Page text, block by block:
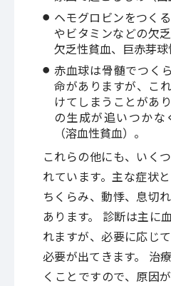
ヘモグロビンをつく
やビタミンなどの欠
欠乏性貧血、巨赤芽球
赤血球は骨髄でつく
命がありますが、こ
けてしまうことがあ
の生成が追いつかな
（溶血性貧血）。
これらの他にも、いく
れています。主な症状
ちくらみ、動悸、息切
あります。 診断は主に
れますが、必要に応じ
必要が出てきます。 治
くことですので、原因